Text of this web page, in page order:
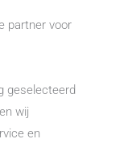
partner voor
geselecteerd
wij
en